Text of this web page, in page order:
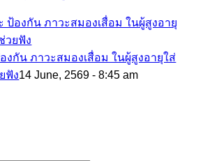
งกัน ภาวะสมองเสื่อม ในผู้สูงอายุใส่
ฟัง14 June, 2569 - 8:45 am